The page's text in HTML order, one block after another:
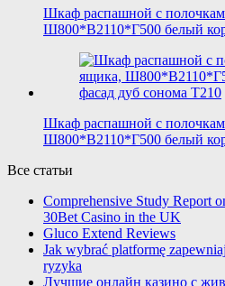
Шкаф распашной с
Ш800*В2110*Г500 белый
Шкаф распашной с
Ш800*В2110*Г500 белый
Все статьи
Comprehensive Study Report
30Bet Casino in the UK
Gluco Extend Reviews
Jak wybrać platformę
ryzyka
Лучшие онлайн казино с